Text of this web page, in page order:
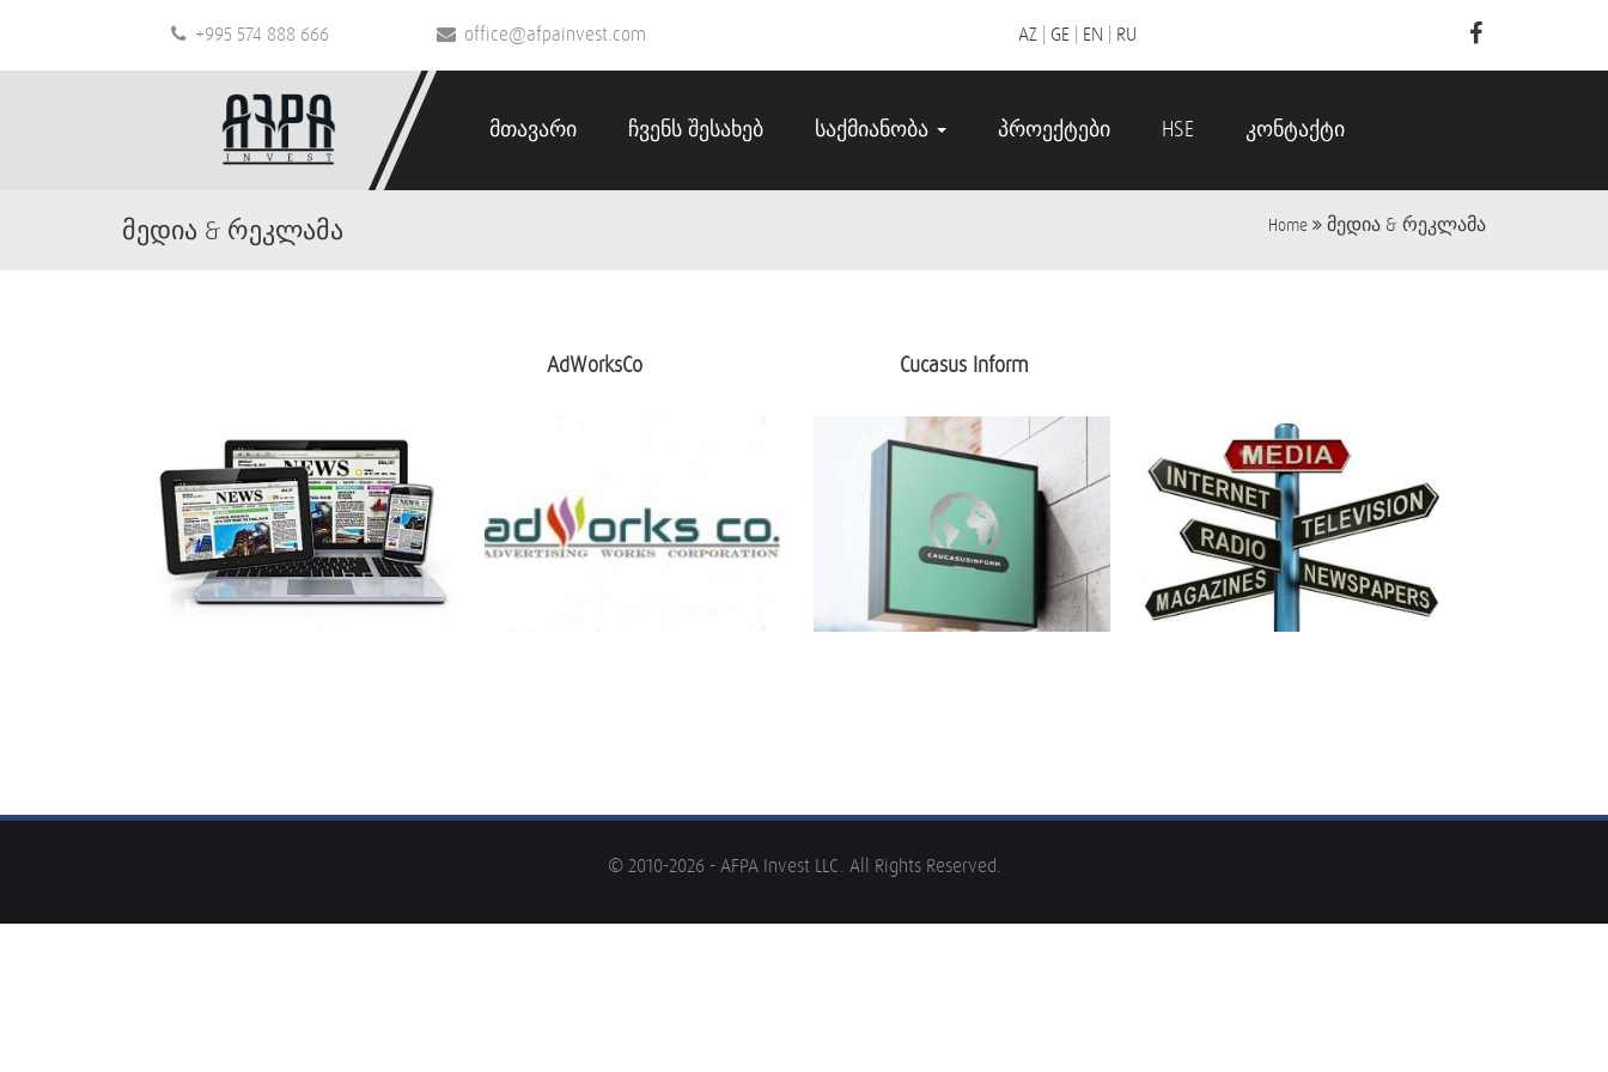
+995 574 888 666 office@afpainvest.com AZ| GE| EN RU
მთავარი ჩვენს შესახებ საქმიანობა პროექტები HSE კონტაქტი
მედია & რეკლამა Home მედია & რეკლამა
AdWorksCo Cucasus Inform
© 2010-2026 - AFPA Invest LLC. All Rights Reserved.